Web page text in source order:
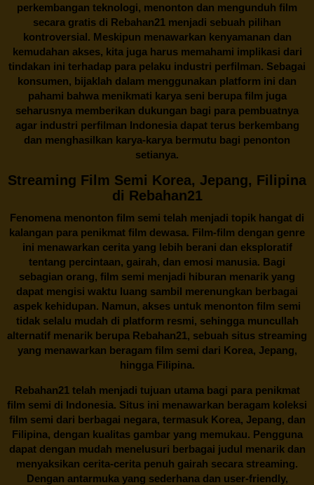
perkembangan teknologi, menonton dan mengunduh film
secara gratis di Rebahan21 menjadi sebuah pilihan
kontroversial. Meskipun menawarkan kenyamanan dan
kemudahan akses, kita juga harus memahami implikasi dari
tindakan ini terhadap para pelaku industri perfilman. Sebagai
konsumen, bijaklah dalam menggunakan platform ini dan
pahami bahwa menikmati karya seni berupa film juga
seharusnya memberikan dukungan bagi para pembuatnya
agar industri perfilman Indonesia dapat terus berkembang
dan menghasilkan karya-karya bermutu bagi penonton
setianya.
Streaming Film Semi Korea, Jepang, Filipina
di Rebahan21
Fenomena menonton film semi telah menjadi topik hangat di
kalangan para penikmat film dewasa. Film-film dengan genre
ini menawarkan cerita yang lebih berani dan eksploratif
tentang percintaan, gairah, dan emosi manusia. Bagi
sebagian orang, film semi menjadi hiburan menarik yang
dapat mengisi waktu luang sambil merenungkan berbagai
aspek kehidupan. Namun, akses untuk menonton film semi
tidak selalu mudah di platform resmi, sehingga muncullah
alternatif menarik berupa Rebahan21, sebuah situs streaming
yang menawarkan beragam film semi dari Korea, Jepang,
hingga Filipina.
Rebahan21telah menjadi tujuan utama bagi para penikmat
film semi di Indonesia. Situs ini menawarkan beragam koleksi
film semi dari berbagai negara, termasuk Korea, Jepang, dan
Filipina, dengan kualitas gambar yang memukau. Pengguna
dapat dengan mudah menelusuri berbagai judul menarik dan
menyaksikan cerita-cerita penuh gairah secara streaming.
Dengan antarmuka yang sederhana dan user-friendly,